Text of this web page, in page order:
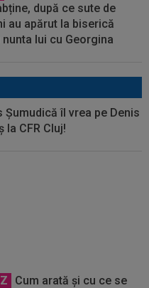
după ce sute de
au apărut la biserică
nunta lui cu Georgina
Șumudică îl vrea pe Denis
la CFR Cluj!
Cum arată și cu ce se